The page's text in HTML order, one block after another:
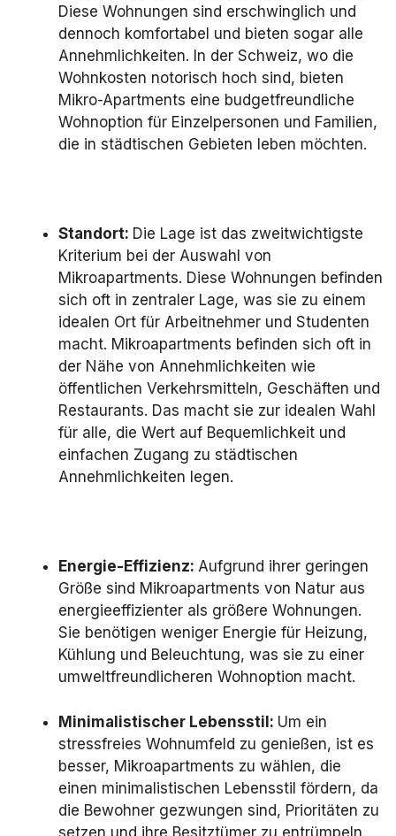
Diese Wohnungen sind erschwinglich und
dennoch komfortabel und bieten sogar alle
Annehmlichkeiten. In der Schweiz, wo die
Wohnkosten notorisch hoch sind, bieten
Mikro-Apartments eine budgetfreundliche
Wohnoption für Einzelpersonen und Familien,
die in städtischen Gebieten leben möchten.
Standort: Die Lage ist das zweitwichtigste
Kriterium bei der Auswahl von
Mikroapartments. Diese Wohnungen befinden
sich oft in zentraler Lage, was sie zu einem
idealen Ort für Arbeitnehmer und Studenten
macht. Mikroapartments befinden sich oft in
der Nähe von Annehmlichkeiten wie
öffentlichen Verkehrsmitteln, Geschäften und
Restaurants. Das macht sie zur idealen Wahl
für alle, die Wert auf Bequemlichkeit und
einfachen Zugang zu städtischen
Annehmlichkeiten legen.
Energie-Effizienz: Aufgrund ihrer geringen
Größe sind Mikroapartments von Natur aus
energieeffizienter als größere Wohnungen.
Sie benötigen weniger Energie für Heizung,
Kühlung und Beleuchtung, was sie zu einer
umweltfreundlicheren Wohnoption macht.
Minimalistischer Lebensstil: Um ein
stressfreies Wohnumfeld zu genießen, ist es
besser, Mikroapartments zu wählen, die
einen minimalistischen Lebensstil fördern, da
die Bewohner gezwungen sind, Prioritäten zu
setzen und ihre Besitztümer zu entrümpeln.